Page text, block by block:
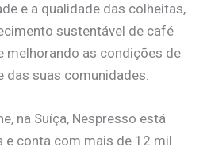
e a qualidade das colheitas,
sustentável de café
melhorando as condições de
das suas comunidades.
na Suíça, Nespresso está
e conta com mais de 12 mil